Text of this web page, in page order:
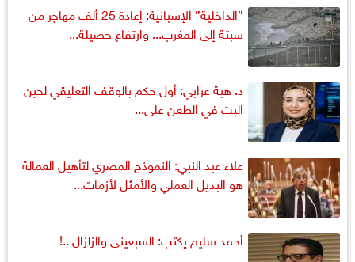
”الداخلية” الإسبانية: إعادة 25 ألف مهاجر من
سبتة إلى المغرب... وارتفاع حصيلة...
د. هبة عرابي: أول حكم بالوقف التعليقي لحين
البت في الطعن على...
علاء عبد النبي: النموذج المصري لتأهيل العمالة
هو البديل العملي والأمثل لأزمات...
أحمد سليم يكتب: السبعينى والزلزال ..!